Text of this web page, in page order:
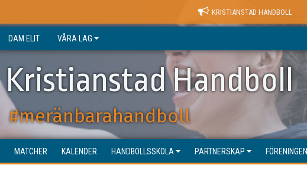
KRISTIANSTAD HANDBOLL
DAM ELIT VÅRA LAG
Kristianstad Handboll
#meränbarahandboll
MATCHER KALENDER HANDBOLLSSKOLA PARTNERSKAP FÖRENINGEN